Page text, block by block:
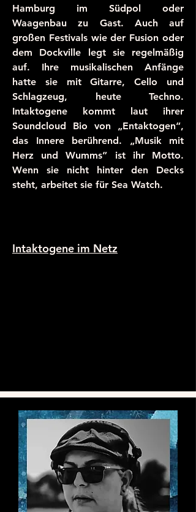
Hamburg im Südpol oder
Waagenbau zu Gast. Auch auf
großen Festivals wie der Fusion oder
dem Dockville legt sie regelmäßig
auf. Ihre musikalischen Anfänge
hatte sie mit Gitarre, Cello und
Schlagzeug, heute Techno.
Intaktogene kommt laut ihrer
Soundcloud Bio von „Entaktogen“,
das Innere berührend. „Musik mit
Herz und Wumms” ist ihr Motto.
Wenn sie nicht hinter den Decks
steht, arbeitet sie für Sea Watch.
Intaktogene im Netz